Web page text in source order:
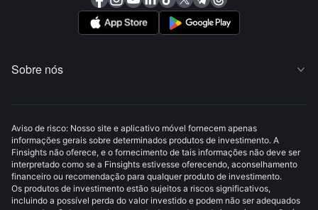
Sobre nós 
Aviso de risco: Nosso site e aplicativo móvel fornecem apenas
informações gerais sobre determinados produtos de investimento. A
Finsights não oferece, e o fornecimento de tais informações não deve ser
interpretado como se a Finsights estivesse oferecendo, aconselhamento
financeiro ou recomendação para qualquer produto de investimento.
Os produtos de investimento estão sujeitos a riscos significativos,
incluindo a possível perda do valor investido e podem não ser adequados